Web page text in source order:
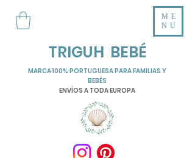
TRIGUH BEBÉ
ME
NU
MARCA 100% PORTUGUESA PARA FAMILIAS Y
BEBÉS
ENVÍOS A TODA EUROPA